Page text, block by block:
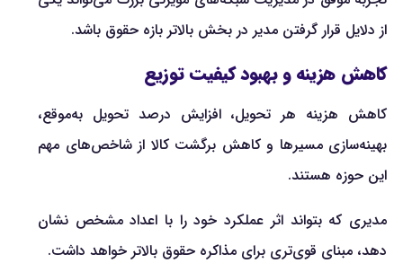
از دلایل قرار گرفتن مدیر در بخش بالاتر بازه حقوق باشد.
کاهش هزینه و بهبود کیفیت توزیع
کاهش هزینه هر تحویل، افزایش درصد تحویل به‌موقع،
بهینه‌سازی مسیرها و کاهش برگشت کالا از شاخص‌های مهم
این حوزه هستند.
مدیری که بتواند اثر عملکرد خود را با اعداد مشخص نشان
دهد، مبنای قوی‌تری برای مذاکره حقوق بالاتر خواهد داشت.